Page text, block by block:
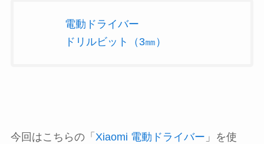
電動ドライバー
ドリルビット（3㎜）
今回はこちらの「 Xiaomi 電動ドライバー 」を使